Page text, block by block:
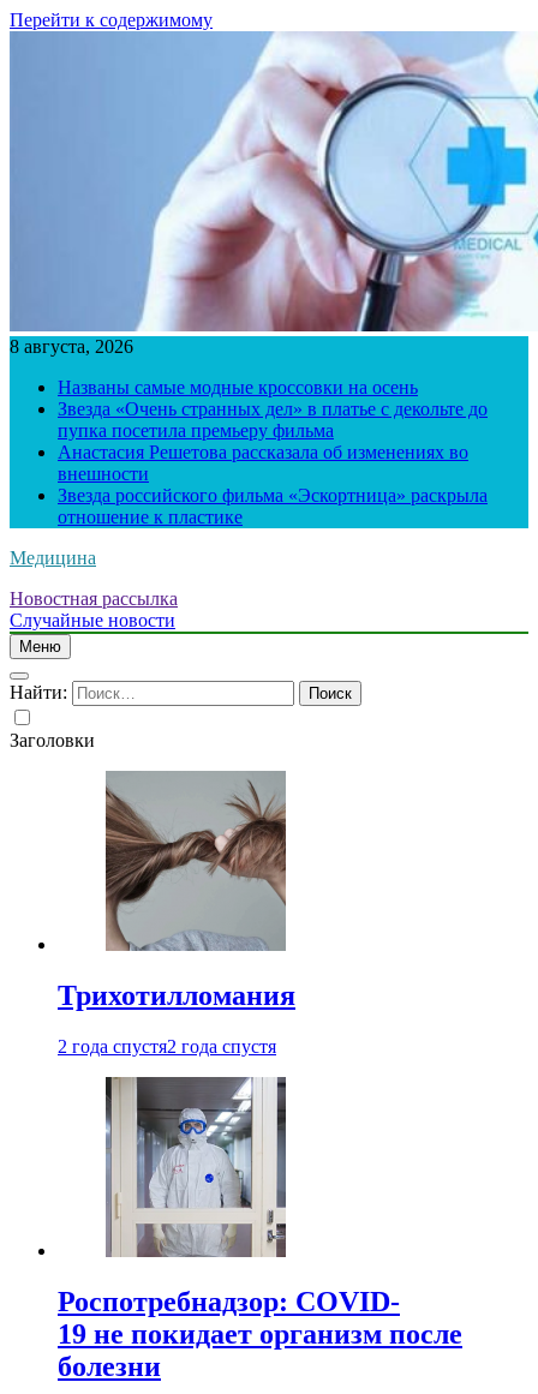
Перейти к содержимому
8 августа, 2026
Названы самые модные кроссовки на осень
Звезда «Очень странных дел» в платье с декольте до
пупка посетила премьеру фильма
Анастасия Решетова рассказала об изменениях во
внешности
Звезда российского фильма «Эскортница» раскрыла
отношение к пластике
Медицина
Новостная рассылка
Случайные новости
Меню
Найти:
Заголовки
Трихотилломания
2 года спустя2 года спустя
Роспотребнадзор: COVID-
19 не покидает организм после
болезни